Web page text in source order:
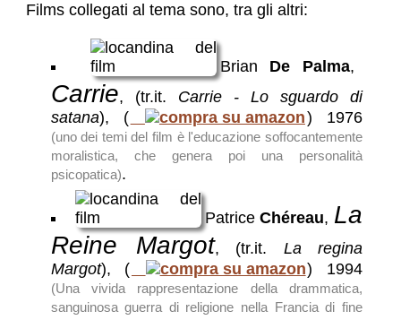
Films collegati al tema sono, tra gli altri:
Brian De Palma,
Carrie, (tr.it. Carrie - Lo sguardo di
satana), ( ) 1976
(uno dei temi del film è l'educazione soffocantemente
moralistica, che genera poi una personalità
psicopatica).
PatriceChéreau, La
Reine Margot, (tr.it. La regina
Margot), ( ) 1994
(Una vivida rappresentazione della drammatica,
sanguinosa guerra di religione nella Francia di fine